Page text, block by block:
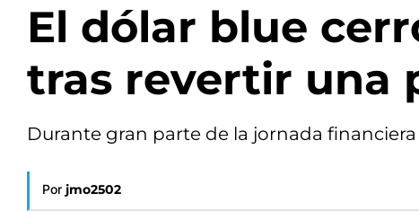
El dólar blue
tras revertir una
Durante gran parte de la jornada
Por jmo2502